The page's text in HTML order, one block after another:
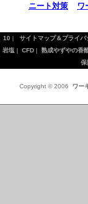
ニート対策
ワ
10
サイトマップ＆プライバ
岩塩| CFD| 熟成やずやの香
保
Copyright © 2006 ワー